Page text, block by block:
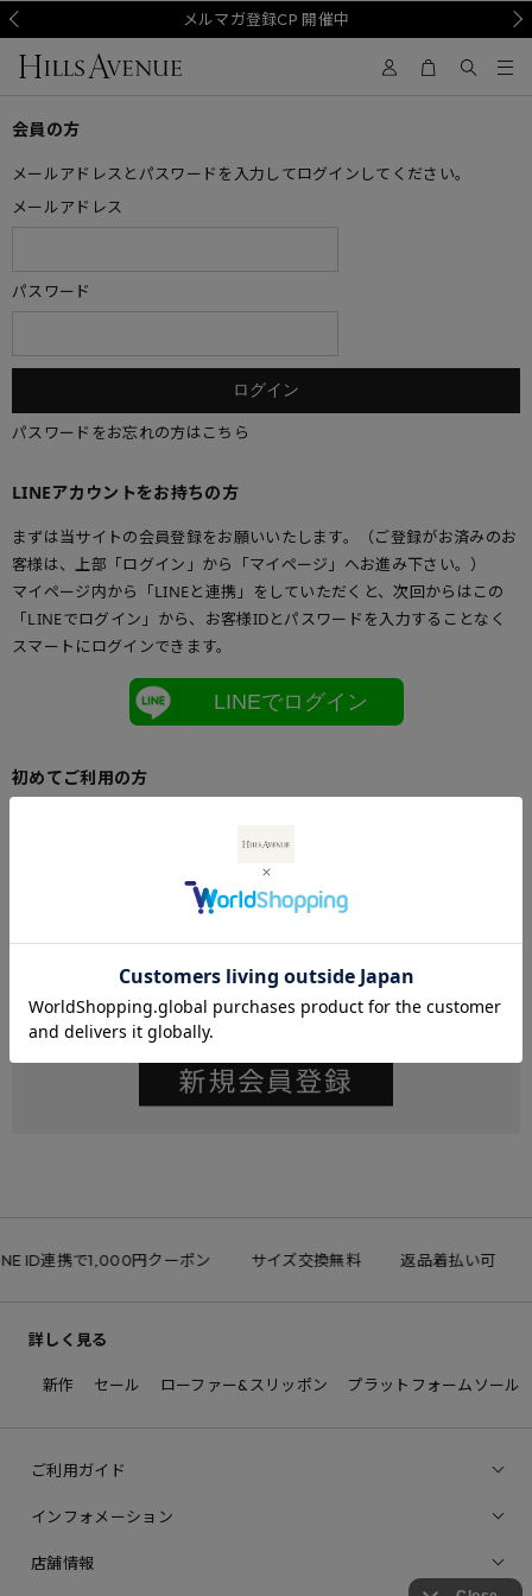
メルマガ登録CP 開催中
会員の方
メールアドレスとパスワードを入力してログインしてください。
メールアドレス
パスワード
パスワードをお忘れの方はこちら
LINEアカウントをお持ちの方
まずは当サイトの会員登録をお願いいたします。（ご登録がお済みのお
客様は、上部「ログイン」から「マイページ」へお進み下さい。）
マイページ内から「LINEと連携」をしていただくと、次回からはこの
「LINEでログイン」から、お客様IDとパスワードを入力することなく
スマートにログインできます。
LINEでログイン
初めてご利用の方
メールアドレスとパスワードを登録しておくと便利にお買い物ができる
ID連携で1,000円クーポン サイズ交換無料 返品着払い可
詳しく見る
新作 セール ローファー&スリッポン プラットフォームソール
ご利用ガイド
インフォメーション
店舗情報